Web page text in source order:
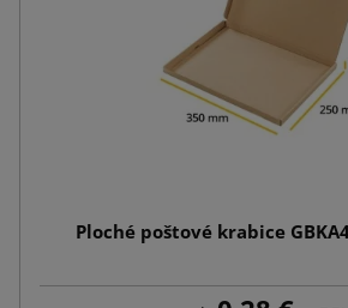
Ploché poštové krabice